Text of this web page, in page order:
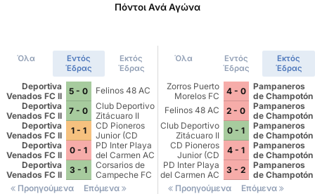
Πόντοι Ανά Αγώνα
Όλα
Εντός
Έδρας
Εκτός
Έδρας
Deportiva
Venados FC II
5 - 0
Felinos 48 AC
Deportiva
Venados FC II
7 - 0
Club Deportivo
Zitácuaro II
Deportiva
Venados FC II
1 - 1
CD Pioneros
Junior (CD
Pioneros de
Cancún II)
Deportiva
Venados FC II
0 - 1
PD Inter Playa
del Carmen AC
II
Deportiva
Venados FC II
3 - 1
Corsarios de
Campeche FC
Προηγούμενα
Επόμενα
Όλα
Εντός
Έδρας
Εκτός
Έδρας
Zorros Puerto
Morelos FC
4 - 0
Pampaneros
de Champotón
FC
Felinos 48 AC 2 - 0
Pampaneros
de Champotón
FC
Club Deportivo
Zitácuaro II
0 - 1
Pampaneros
de Champotón
FC
CD Pioneros
Junior (CD
Pioneros de
Cancún II)
4 - 1
Pampaneros
de Champotón
FC
PD Inter Playa
del Carmen AC
II
3 - 2
Pampaneros
de Champotón
FC
Προηγούμενα Επόμενα